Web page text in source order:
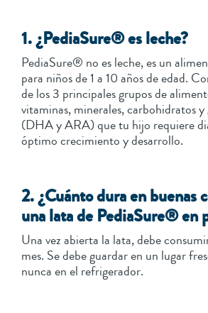
1. ¿PediaSure® es leche?
PediaSure® no es leche, es un
para niños de 1 a 10 años de edad.
de los 3 principales grupos de
vitaminas, minerales, carbohidratos y
(DHA y ARA) que tu hijo requiere
óptimo crecimiento y desarrollo.
2. ¿Cuánto dura en buenas
una lata de PediaSure® en
Una vez abierta la lata, debe
mes. Se debe guardar en un lugar
nunca en el refrigerador.